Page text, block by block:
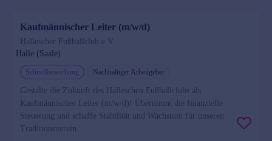
Kaufmännischer Leiter (m/w/d)
Hallescher Fußballclub e.V.
Halle (Saale)
Schnellbewerbung Nachhaltiger Arbeitgeber
Gestalte die Zukunft des Halleschen Fußballclubs als
Kaufmännischer Leiter (m/w/d)! Übernimm die finanzielle
Steuerung und schaffe Stabilität und Wachstum für unseren
Traditionsverein.